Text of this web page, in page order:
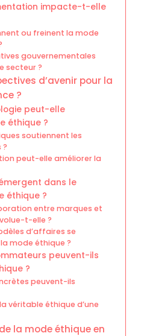
impacte-t-elle
ou freinent la mode
gouvernementales
secteur ?
d’avenir pour la
?
peut-elle
éthique ?
soutiennent les
?
peut-elle améliorer la
dans le
éthique ?
entre marques et
t-elle ?
d’affaires se
mode éthique ?
peuvent-ils
?
peuvent-ils
véritable éthique d’une
la mode éthique en